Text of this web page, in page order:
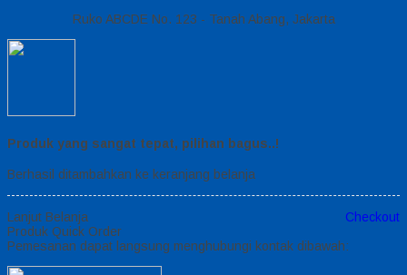
Ruko ABCDE No. 123 - Tanah Abang, Jakarta
Produk yang sangat tepat, pilihan bagus..!
Berhasil ditambahkan ke keranjang belanja
Lanjut Belanja
Checkout
Produk Quick Order
Pemesanan dapat langsung menghubungi kontak dibawah: